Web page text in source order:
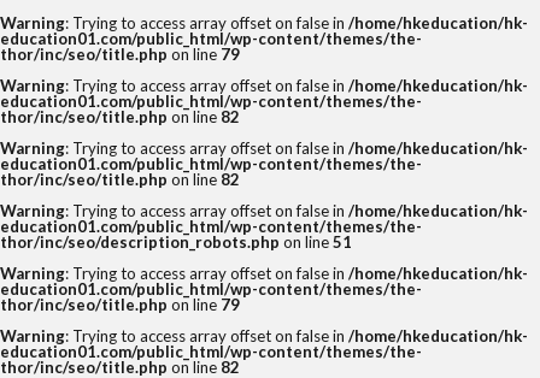
Warning: Trying to access array offset on false in /home/hkeducation/hk-
education01.com/public_html/wp-content/themes/the-
thor/inc/seo/title.php on line 79
Warning: Trying to access array offset on false in /home/hkeducation/hk-
education01.com/public_html/wp-content/themes/the-
thor/inc/seo/title.php on line 82
Warning: Trying to access array offset on false in /home/hkeducation/hk-
education01.com/public_html/wp-content/themes/the-
thor/inc/seo/title.php on line 82
Warning: Trying to access array offset on false in /home/hkeducation/hk-
education01.com/public_html/wp-content/themes/the-
thor/inc/seo/description_robots.php on line51
Warning: Trying to access array offset on false in /home/hkeducation/hk-
education01.com/public_html/wp-content/themes/the-
thor/inc/seo/title.php on line 79
Warning: Trying to access array offset on false in /home/hkeducation/hk-
education01.com/public_html/wp-content/themes/the-
thor/inc/seo/title.php on line 82